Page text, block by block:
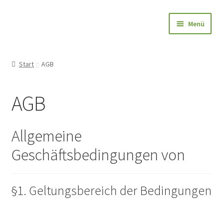
Menü
🌱 Holzstab
🌟 Bestseller
✅ Anfrage
Start AGB
AGB
Allgemeine
Geschäftsbedingungen von
§1. Geltungsbereich der Bedingungen